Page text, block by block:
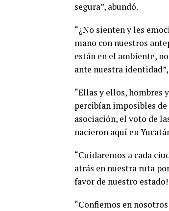
segura”, abundó.
“¿No sienten y les
mano con nuestros
están en el ambiente,
ante nuestra
“Ellas y ellos, hombres
percibían imposibles
asociación, el voto de
nacieron aquí en
“Cuidaremos a cada
atrás en nuestra ruta
favor de nuestro estado!
“Confiemos en